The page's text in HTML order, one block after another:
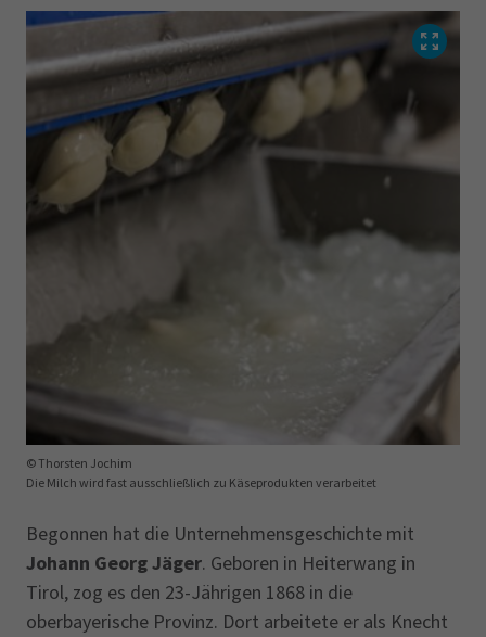
Die Milch wird fast ausschließlich zu Käseprodukten verarbeitet
© Thorsten Jochim
Begonnen hat die Unternehmensgeschichte mit
Johann Georg Jäger. Geboren in Heiterwang in
Tirol, zog es den 23-Jährigen 1868 in die
oberbayerische Provinz. Dort arbeitete er als Knecht